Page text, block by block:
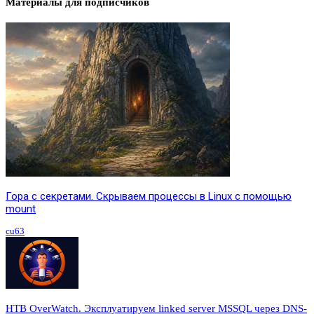
Гора с секретами. Скрываем процессы в Linux c помощью
mount
cu63
HTB OverWatch. Эксплуатируем linked server MSSQL через DNS-